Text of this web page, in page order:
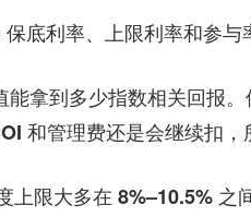
保底利率、上限利率和参与
拿到多少指数相关回报。
和管理费还是会继续扣
上限大多在 8%–10.5% 之